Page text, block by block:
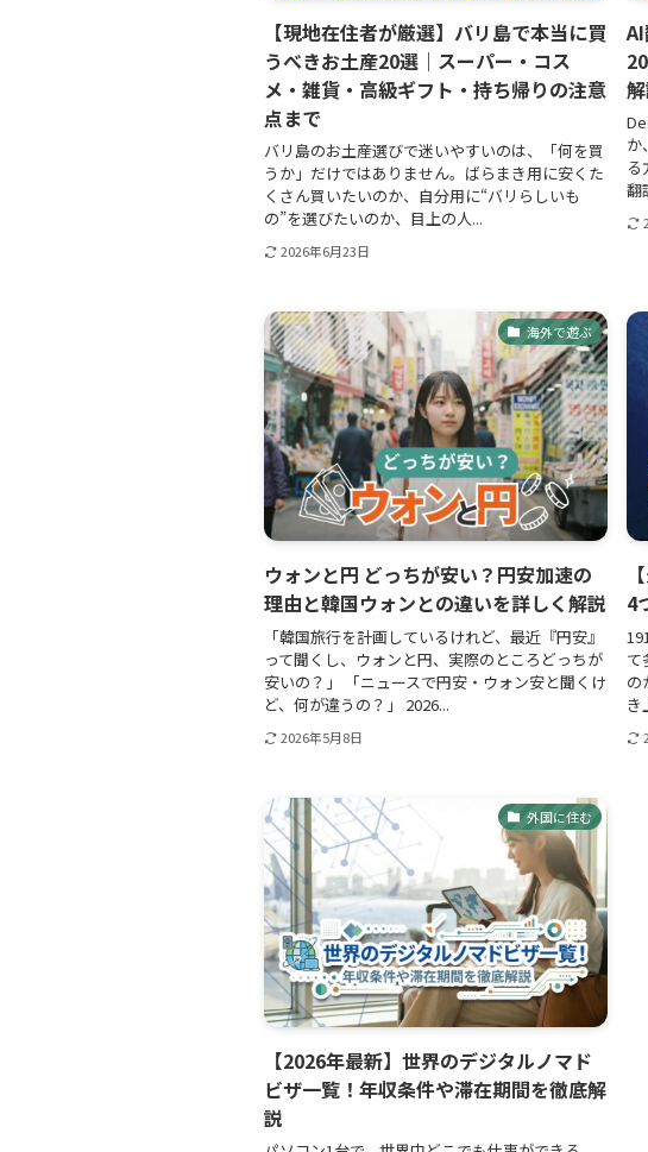
【現地在住者が厳選】バリ島で本当に買
うべきお土産20選｜スーパー・コス
メ・雑貨・高級ギフト・持ち帰りの注意
点まで
バリ島のお土産選びで迷いやすいのは、「何を買
うか」だけではありません。ばらまき用に安くた
くさん買いたいのか、自分用に“バリらしいも
の”を選びたいのか、目上の人...
2026年6月23日
か
る
翻
海外で遊ぶ
ウォンと円 どっちが安い？円安加速の
理由と韓国ウォンとの違いを詳しく解説
「韓国旅行を計画しているけれど、最近『円安』
って聞くし、ウォンと円、実際のところどっちが
安いの？」 「ニュースで円安・ウォン安と聞くけ
ど、何が違うの？」 2026...
2026年5月8日
4
て
の
き
外国に住む
【2026年最新】世界のデジタルノマド
ビザ一覧！年収条件や滞在期間を徹底解
説